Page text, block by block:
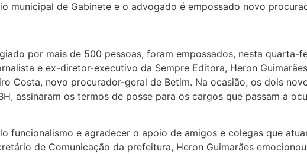
municipal de Gabinete e o advogado é empossado novo
por mais de 500 pessoas, foram empossados, nesta quarta-
e ex-diretor-executivo da Sempre Editora, Heron
Costa, novo procurador-geral de Betim. Na ocasião, os dois
assinaram os termos de posse para os cargos que passam a
funcionalismo e agradecer o apoio de amigos e colegas que
de Comunicação da prefeitura, Heron Guimarães